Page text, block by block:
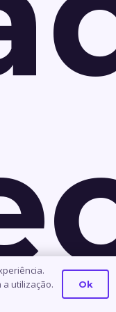
a utilização.
Ok